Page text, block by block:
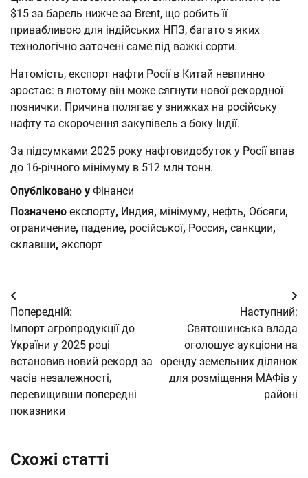
$15 за барель нижче за Brent, що робить її
привабливою для індійських НПЗ, багато з яких
технологічно заточені саме під важкі сорти.
Натомість, експорт нафти Росії в Китай невпинно
зростає: в лютому він може сягнути нової рекордної
познички. Причина полягає у знижках на російську
нафту та скорочення закупівель з боку Індії.
За підсумками 2025 року нафтовидобуток у Росії впав
до 16-річного мінімуму в 512 млн тонн.
Опубліковано у Фінанси
Позначено експорту, Индия, мінімуму, нефть, Обсяги,
ограничение, падение, російської, Россия, санкции,
склавши, экспорт
Навігація
записів
Попередній:
Імпорт агропродукції до
України у 2025 році
встановив новий рекорд за
часів незалежності,
перевищивши попередні
показники
Наступний:
Святошинська влада
оголошує аукціони на
оренду земельних ділянок
для розміщення МАФів у
районі
Схожі статті